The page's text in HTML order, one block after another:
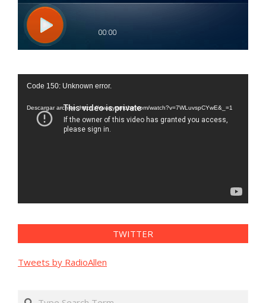
Reproductor
vídeo
Code 150: Unknown error.
Descargar archivo: https://www.youtube.com/watch?v=7WLuvspCYwE&_=1
TWITTER
Tweets by RadioAllen
Search